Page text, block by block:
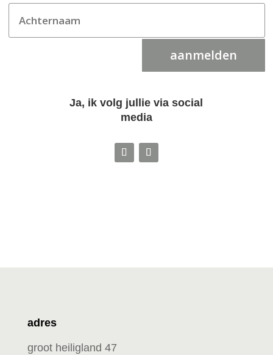
aanmelden
Ja, ik volg jullie via social
media
adres
groot heiligland 47